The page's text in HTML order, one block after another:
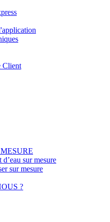
Client
d’eau sur mesure
sur mesure
?